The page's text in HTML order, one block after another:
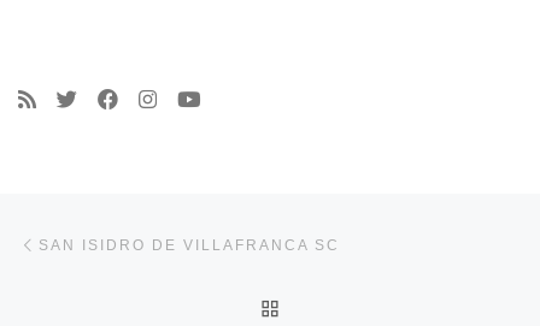
SAN ISIDRO DE VILLAFRANCA SC